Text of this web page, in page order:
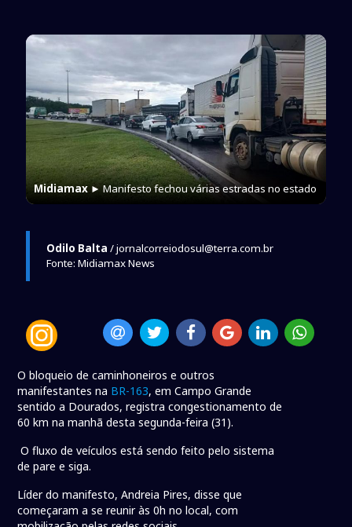
Midiamax► Manifesto fechou várias estradas no estado
Odilo Balta / jornalcorreiodosul@terra.com.br
Fonte: Midiamax News
O bloqueio de caminhoneiros e outros
manifestantes na BR-163, em Campo Grande
sentido a Dourados, registra congestionamento de
60 km na manhã desta segunda-feira (31).
O fluxo de veículos está sendo feito pelo sistema
de pare e siga.
Líder do manifesto, Andreia Pires, disse que
começaram a se reunir às 0h no local, com